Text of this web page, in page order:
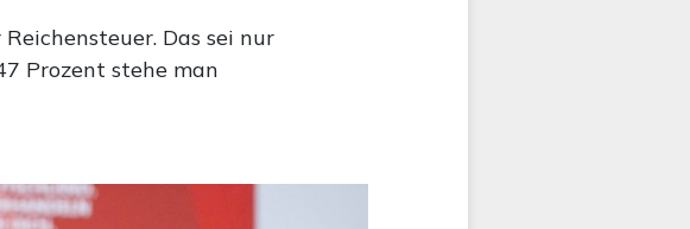
Das sei nur
Prozent stehe man